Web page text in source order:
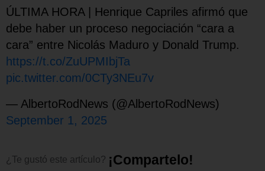
ÚLTIMA HORA | Henrique Capriles afirmó que
debe haber un proceso negociación “cara a
cara” entre Nicolás Maduro y Donald Trump.
https://t.co/ZuUPMIbjTa
pic.twitter.com/0CTy3NEu7v
— AlbertoRodNews (@AlbertoRodNews)
September 1, 2025
¿Te gustó este artículo? ¡Compartelo!